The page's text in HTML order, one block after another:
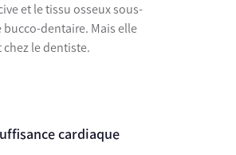
et le tissu osseux sous-
bucco-dentaire. Mais elle
le dentiste.
cardiaque